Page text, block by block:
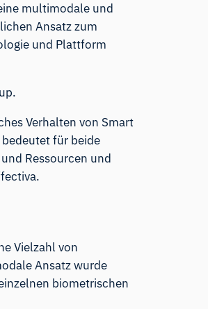
multimodale und
Ansatz zum
und Plattform
Verhalten von Smart
für beide
Ressourcen und
Vielzahl von
Ansatz wurde
biometrischen